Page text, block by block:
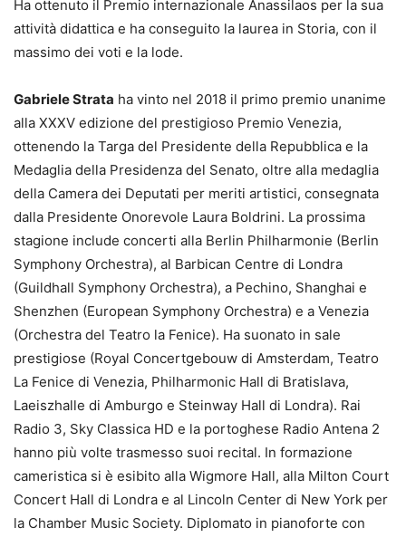
Ha ottenuto il Premio internazionale Anassilaos per la sua
attività didattica e ha conseguito la laurea in Storia, con il
massimo dei voti e la lode.
Gabriele Strata ha vinto nel 2018 il primo premio unanime
alla XXXV edizione del prestigioso Premio Venezia,
ottenendo la Targa del Presidente della Repubblica e la
Medaglia della Presidenza del Senato, oltre alla medaglia
della Camera dei Deputati per meriti artistici, consegnata
dalla Presidente Onorevole Laura Boldrini. La prossima
stagione include concerti alla Berlin Philharmonie (Berlin
Symphony Orchestra), al Barbican Centre di Londra
(Guildhall Symphony Orchestra), a Pechino, Shanghai e
Shenzhen (European Symphony Orchestra) e a Venezia
(Orchestra del Teatro la Fenice). Ha suonato in sale
prestigiose (Royal Concertgebouw di Amsterdam, Teatro
La Fenice di Venezia, Philharmonic Hall di Bratislava,
Laeiszhalle di Amburgo e Steinway Hall di Londra). Rai
Radio 3, Sky Classica HD e la portoghese Radio Antena 2
hanno più volte trasmesso suoi recital. In formazione
cameristica si è esibito alla Wigmore Hall, alla Milton Court
Concert Hall di Londra e al Lincoln Center di New York per
la Chamber Music Society. Diplomato in pianoforte con